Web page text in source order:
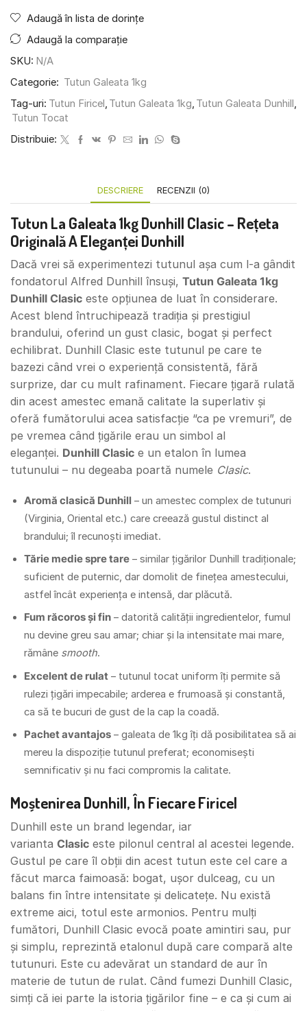
Adaugă în lista de dorințe
Adaugă la comparație
SKU: N/A
Categorie: Tutun Galeata 1kg
Tag-uri: Tutun Firicel, Tutun Galeata 1kg, Tutun Galeata Dunhill,
Tutun Tocat
Distribuie:
DESCRIERE RECENZII (0)
Tutun La Galeata 1kg Dunhill Clasic – Rețeta
Originală A Eleganței Dunhill
Dacă vrei să experimentezi tutunul așa cum l-a gândit
fondatorul Alfred Dunhill însuși, Tutun Galeata 1kg
Dunhill Clasic este opțiunea de luat în considerare.
Acest blend întruchipează tradiția și prestigiul
brandului, oferind un gust clasic, bogat și perfect
echilibrat. Dunhill Clasic este tutunul pe care te
bazezi când vrei o experiență consistentă, fără
surprize, dar cu mult rafinament. Fiecare țigară rulată
din acest amestec emană calitate la superlativ și
oferă fumătorului acea satisfacție “ca pe vremuri”, de
pe vremea când țigările erau un simbol al
eleganței. Dunhill Clasic e un etalon în lumea
tutunului – nu degeaba poartă numele Clasic.
Aromă clasică Dunhill – un amestec complex de tutunuri
(Virginia, Oriental etc.) care creează gustul distinct al
brandului; îl recunoști imediat.
Tărie medie spre tare – similar țigărilor Dunhill tradiționale;
suficient de puternic, dar domolit de finețea amestecului,
astfel încât experiența e intensă, dar plăcută.
Fum răcoros și fin – datorită calității ingredientelor, fumul
nu devine greu sau amar; chiar și la intensitate mai mare,
rămâne smooth.
Excelent de rulat – tutunul tocat uniform îți permite să
rulezi țigări impecabile; arderea e frumoasă și constantă,
ca să te bucuri de gust de la cap la coadă.
Pachet avantajos – galeata de 1kg îți dă posibilitatea să ai
mereu la dispoziție tutunul preferat; economisești
semnificativ și nu faci compromis la calitate.
Moștenirea Dunhill, În Fiecare Firicel
Dunhill este un brand legendar, iar
varianta Clasic este pilonul central al acestei legende.
Gustul pe care îl obții din acest tutun este cel care a
făcut marca faimoasă: bogat, ușor dulceag, cu un
balans fin între intensitate și delicatețe. Nu există
extreme aici, totul este armonios. Pentru mulți
fumători, Dunhill Clasic evocă poate amintiri sau, pur
și simplu, reprezintă etalonul după care compară alte
tutunuri. Este cu adevărat un standard de aur în
materie de tutun de rulat. Când fumezi Dunhill Clasic,
simți că iei parte la istoria țigărilor fine – e ca și cum ai